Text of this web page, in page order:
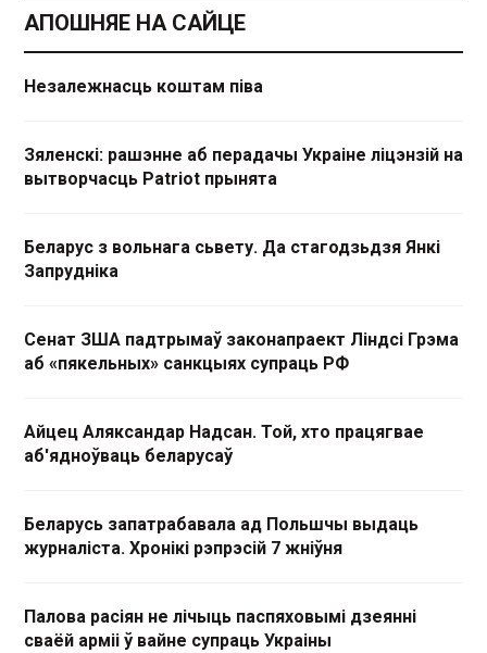
АПОШНЯЕ НА САЙЦЕ
Незалежнасць коштам піва
Зяленскі: рашэнне аб перадачы Украіне ліцэнзій на
вытворчасць Patriot прынята
Беларус з вольнага сьвету. Да стагодзьдзя Янкі
Запрудніка
Сенат ЗША падтрымаў законапраект Ліндсі Грэма
аб «пякельных» санкцыях супраць РФ
Айцец Аляксандар Надсан. Той, хто працягвае
аб'ядноўваць беларусаў
Беларусь запатрабавала ад Польшчы выдаць
журналіста. Хронікі рэпрэсій 7 жніўня
Палова расіян не лічыць паспяховымі дзеянні
сваёй арміі ў вайне супраць Украіны